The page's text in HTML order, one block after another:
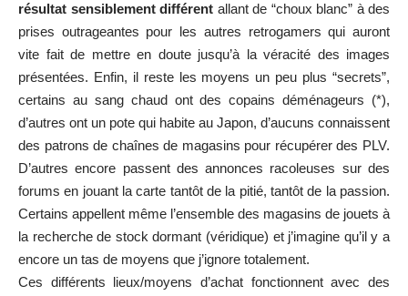
résultat sensiblement différent allant de “choux blanc” à des
prises outrageantes pour les autres retrogamers qui auront
vite fait de mettre en doute jusqu’à la véracité des images
présentées. Enfin, il reste les moyens un peu plus “secrets”,
certains au sang chaud ont des copains déménageurs (*),
d’autres ont un pote qui habite au Japon, d’aucuns connaissent
des patrons de chaînes de magasins pour récupérer des PLV.
D’autres encore passent des annonces racoleuses sur des
forums en jouant la carte tantôt de la pitié, tantôt de la passion.
Certains appellent même l’ensemble des magasins de jouets à
la recherche de stock dormant (véridique) et j’imagine qu’il y a
encore un tas de moyens que j’ignore totalement.
Ces différents lieux/moyens d’achat fonctionnent avec des